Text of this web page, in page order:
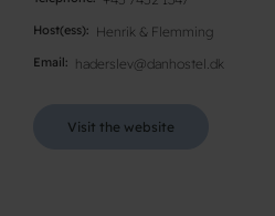
Host(ess) Henrik & Flemming
Email haderslev@danhostel.dk
Visit the website